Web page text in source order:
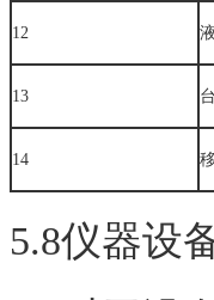
12
13
14
5.8仪器设